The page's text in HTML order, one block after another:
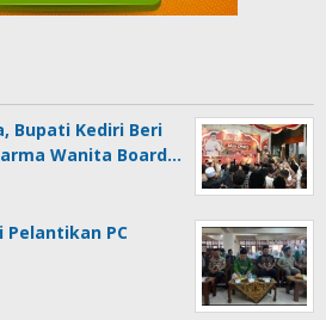
Bupati Kediri Beri
Wanita Board…
Pelantikan PC